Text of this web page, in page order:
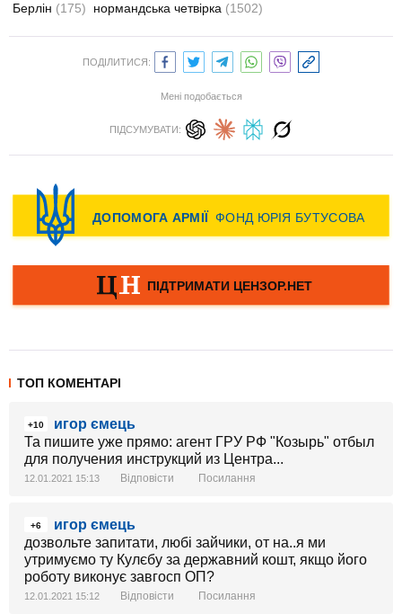
Берлін (175) нормандська четвірка (1502)
ПОДІЛИТИСЯ:
Мені подобається
ПІДСУМУВАТИ:
ТОП КОМЕНТАРІ
+10
игор ємець
Та пишите уже прямо: агент ГРУ РФ "Козырь" отбыл
для получения инструкций из Центра...
12.01.2021 15:13 Відповісти Посилання
+6
игор ємець
дозвольте запитати, любі зайчики, от на..я ми
утримуємо ту Кулєбу за державний кошт, якщо його
роботу виконує завгосп ОП?
12.01.2021 15:12 Відповісти Посилання